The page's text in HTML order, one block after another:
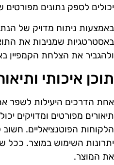
יכולים לספק נתונים מפורטים
באמצעות ניתוח מדויק של
באסטרטגיות שמניבות את
ולהגביר את הצלחת הקמפיין
תוכן איכותי
תיאורים מפורטים ומדויקים
הלקוחות הפוטנציאליים.
יתרונות השימוש במוצר. ככל
את המוצר.